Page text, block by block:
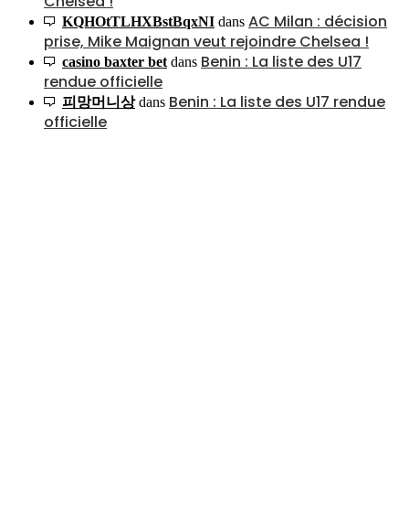
KQHOtTLHXBstBqxNI dans AC Milan : décision
prise, Mike Maignan veut rejoindre Chelsea !
casino baxter bet dans Benin : La liste des U17
rendue officielle
피망머니상dans Benin : La liste des U17 rendue
officielle